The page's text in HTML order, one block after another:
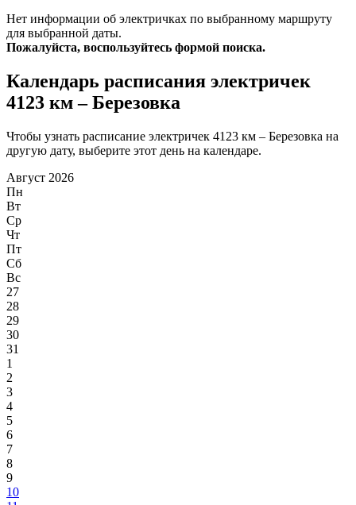
Нет информации об электричках по выбранному маршруту
для выбранной даты.
Пожалуйста, воспользуйтесь формой поиска.
Календарь расписания электричек
4123 км – Березовка
Чтобы узнать расписание электричек 4123 км – Березовка на
другую дату, выберите этот день на календаре.
Август 2026
Пн
Вт
Ср
Чт
Пт
Сб
Вс
27
28
29
30
31
1
2
3
4
5
6
7
8
9
10